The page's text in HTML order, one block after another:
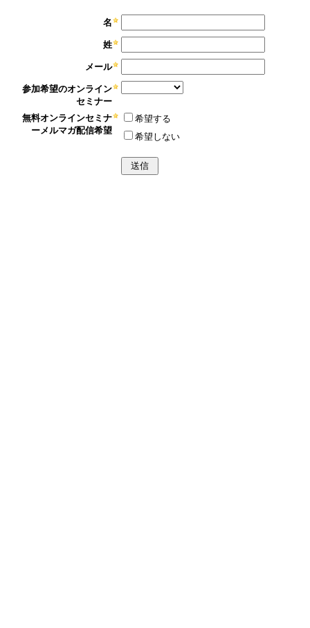
名
姓
メール
参加希望のオンライン
セミナー
無料オンラインセミナ
ーメルマガ配信希望
希望する
希望しない